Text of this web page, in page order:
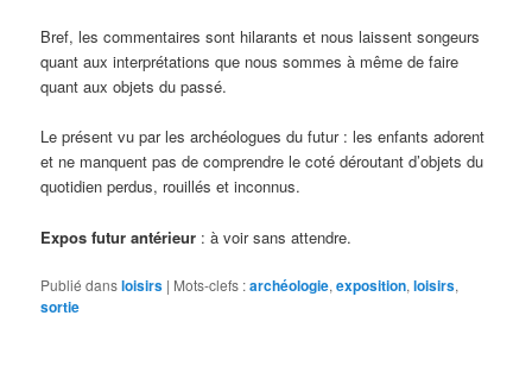
Bref, les commentaires sont hilarants et nous laissent songeurs
quant aux interprétations que nous sommes à même de faire
quant aux objets du passé.
Le présent vu par les archéologues du futur : les enfants adorent
et ne manquent pas de comprendre le coté déroutant d’objets du
quotidien perdus, rouillés et inconnus.
Expos futur antérieur : à voir sans attendre.
Publié dansloisirs | Mots-clefs :archéologie,exposition,loisirs,
sortie